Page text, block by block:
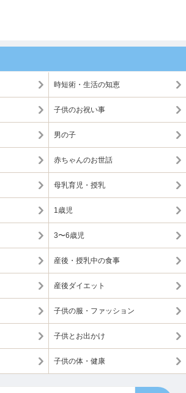
時短術・生活の知恵
子供のお祝い事
男の子
赤ちゃんのお世話
母乳育児・授乳
1歳児
3〜6歳児
産後・授乳中の食事
産後ダイエット
子供の服・ファッション
子供とお出かけ
子供の体・健康